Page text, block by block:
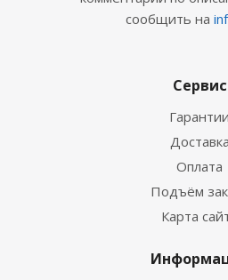
сообщить на
Сервис
Гарантии
Доставка
Оплата
Подъём
Карта